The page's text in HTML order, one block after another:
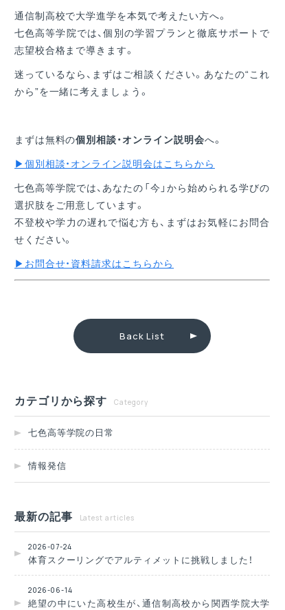
通信制高校で大学進学を本気で考えたい方へ。
七色高等学院では、個別の学習プランと徹底サポートで
志望校合格まで導きます。
迷っているなら、まずはご相談ください。あなたの“これ
から”を一緒に考えましょう。
まずは無料の個別相談・オンライン説明会へ。
▶個別相談・オンライン説明会はこちらから
七色高等学院では、あなたの「今」から始められる学びの
選択肢をご用意しています。
不登校や学力の遅れで悩む方も、まずはお気軽にお問合
せください。
▶お問合せ・資料請求はこちらから
Back List
カテゴリから探す Category
七色高等学院の日常
情報発信
最新の記事 Latest articles
2026-07-24
体育スクーリングでアルティメットに挑戦しました！
2026-06-14
絶望の中にいた高校生が、通信制高校から関西学院大学